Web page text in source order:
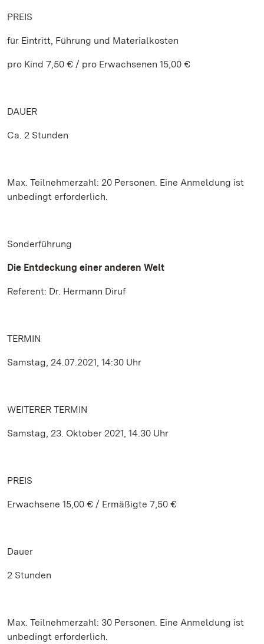
PREIS
für Eintritt, Führung und Materialkosten
pro Kind 7,50 € / pro Erwachsenen 15,00 €
DAUER
Ca. 2 Stunden
Max. Teilnehmerzahl: 20 Personen. Eine Anmeldung ist
unbedingt erforderlich.
Sonderführung
Die Entdeckung einer anderen Welt
Referent: Dr. Hermann Diruf
TERMIN
Samstag, 24.07.2021, 14:30 Uhr
WEITERER TERMIN
Samstag, 23. Oktober 2021, 14.30 Uhr
PREIS
Erwachsene 15,00 € / Ermäßigte 7,50 €
Dauer
2 Stunden
Max. Teilnehmerzahl: 30 Personen. Eine Anmeldung ist
unbedingt erforderlich.